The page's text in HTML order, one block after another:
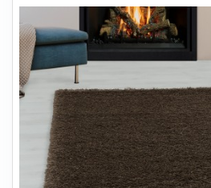
KONTORMØBLER
OPBEVARING
TÆPPER
LAMPER
ENTREMØBLER